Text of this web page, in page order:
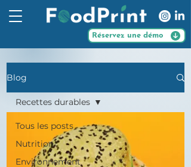
Réservez une démo
Blog
Tous les posts
Nutrition
Environnement
Recettes durables